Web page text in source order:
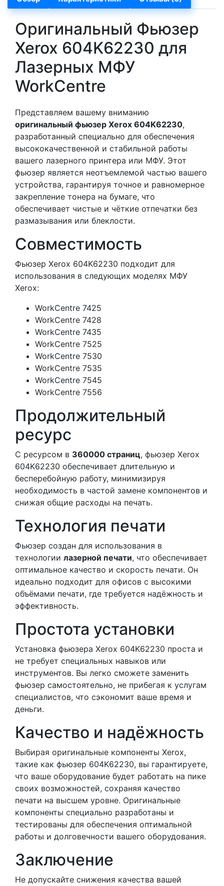
Оригинальный Фьюзер
Xerox 604K62230 для
Лазерных МФУ
WorkCentre
Представляем вашему вниманию
оригинальный фьюзер Xerox 604K62230,
разработанный специально для обеспечения
высококачественной и стабильной работы
вашего лазерного принтера или МФУ. Этот
фьюзер является неотъемлемой частью вашего
устройства, гарантируя точное и равномерное
закрепление тонера на бумаге, что
обеспечивает чистые и чёткие отпечатки без
размазывания или блеклости.
Совместимость
Фьюзер Xerox 604K62230 подходит для
использования в следующих моделях МФУ
Xerox:
WorkCentre 7425
WorkCentre 7428
WorkCentre 7435
WorkCentre 7525
WorkCentre 7530
WorkCentre 7535
WorkCentre 7545
WorkCentre 7556
Продолжительный
ресурс
С ресурсом в 360000 страниц, фьюзер Xerox
604K62230 обеспечивает длительную и
бесперебойную работу, минимизируя
необходимость в частой замене компонентов и
снижая общие расходы на печать.
Технология печати
Фьюзер создан для использования в
технологии лазерной печати, что обеспечивает
оптимальное качество и скорость печати. Он
идеально подходит для офисов с высокими
объёмами печати, где требуется надёжность и
эффективность.
Простота установки
Установка фьюзера Xerox 604K62230 проста и
не требует специальных навыков или
инструментов. Вы легко сможете заменить
фьюзер самостоятельно, не прибегая к услугам
специалистов, что сэкономит ваше время и
деньги.
Качество и надёжность
Выбирая оригинальные компоненты Xerox,
такие как фьюзер 604K62230, вы гарантируете,
что ваше оборудование будет работать на пике
своих возможностей, сохраняя качество
печати на высшем уровне. Оригинальные
компоненты специально разработаны и
тестированы для обеспечения оптимальной
работы и долговечности вашего оборудования.
Заключение
Не допускайте снижения качества вашей